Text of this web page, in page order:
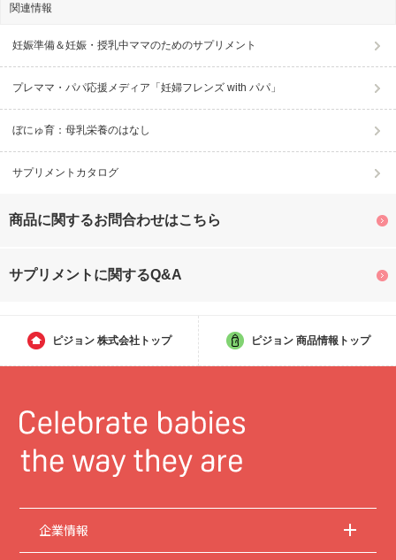
関連情報
妊娠準備＆妊娠・授乳中ママのためのサプリメント
プレママ・パパ応援メディア「妊婦フレンズ with パパ」
ぼにゅ育：母乳栄養のはなし
サプリメントカタログ
商品に関するお問合わせはこちら
サプリメントに関するQ&A
ピジョン 株式会社トップ ピジョン 商品情報トップ
企業情報